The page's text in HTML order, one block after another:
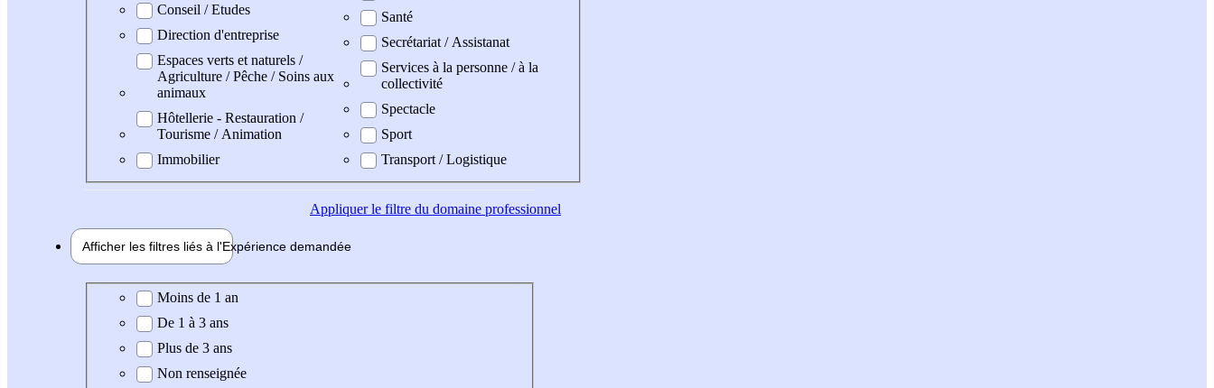
Conseil / Etudes
Direction d'entreprise
Espaces verts et naturels /
Agriculture / Pêche / Soins aux
animaux
Hôtellerie - Restauration /
Tourisme / Animation
Immobilier
Santé
Secrétariat / Assistanat
Services à la personne / à la
collectivité
Spectacle
Sport
Transport / Logistique
Appliquerle filtre du domaine professionnel
Afficher les filtres liés à l'Expérience demandée
Expérience demandée
Moins de 1 an
De 1 à 3 ans
Plus de 3 ans
Non renseignée